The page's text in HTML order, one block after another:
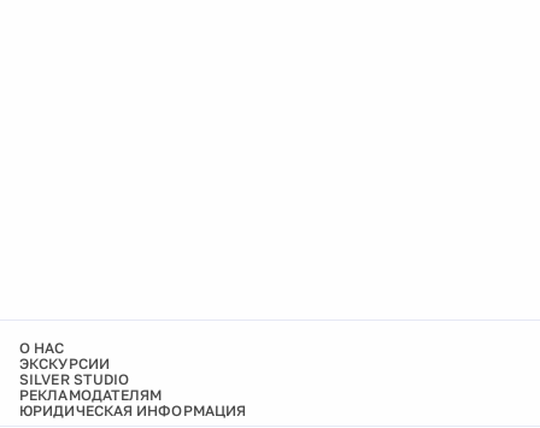
О НАС
ЭКСКУРСИИ
SILVER STUDIO
РЕКЛАМОДАТЕЛЯМ
ЮРИДИЧЕСКАЯ ИНФОРМАЦИЯ